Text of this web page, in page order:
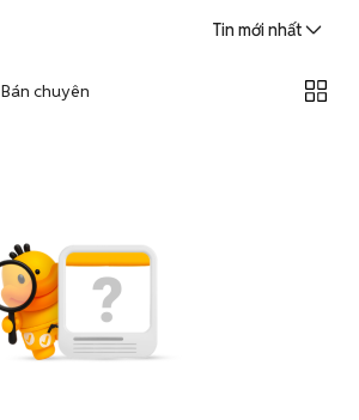
Tin mới nhất
Bán chuyên